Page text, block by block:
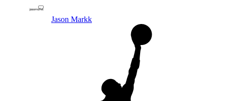
Jason Markk